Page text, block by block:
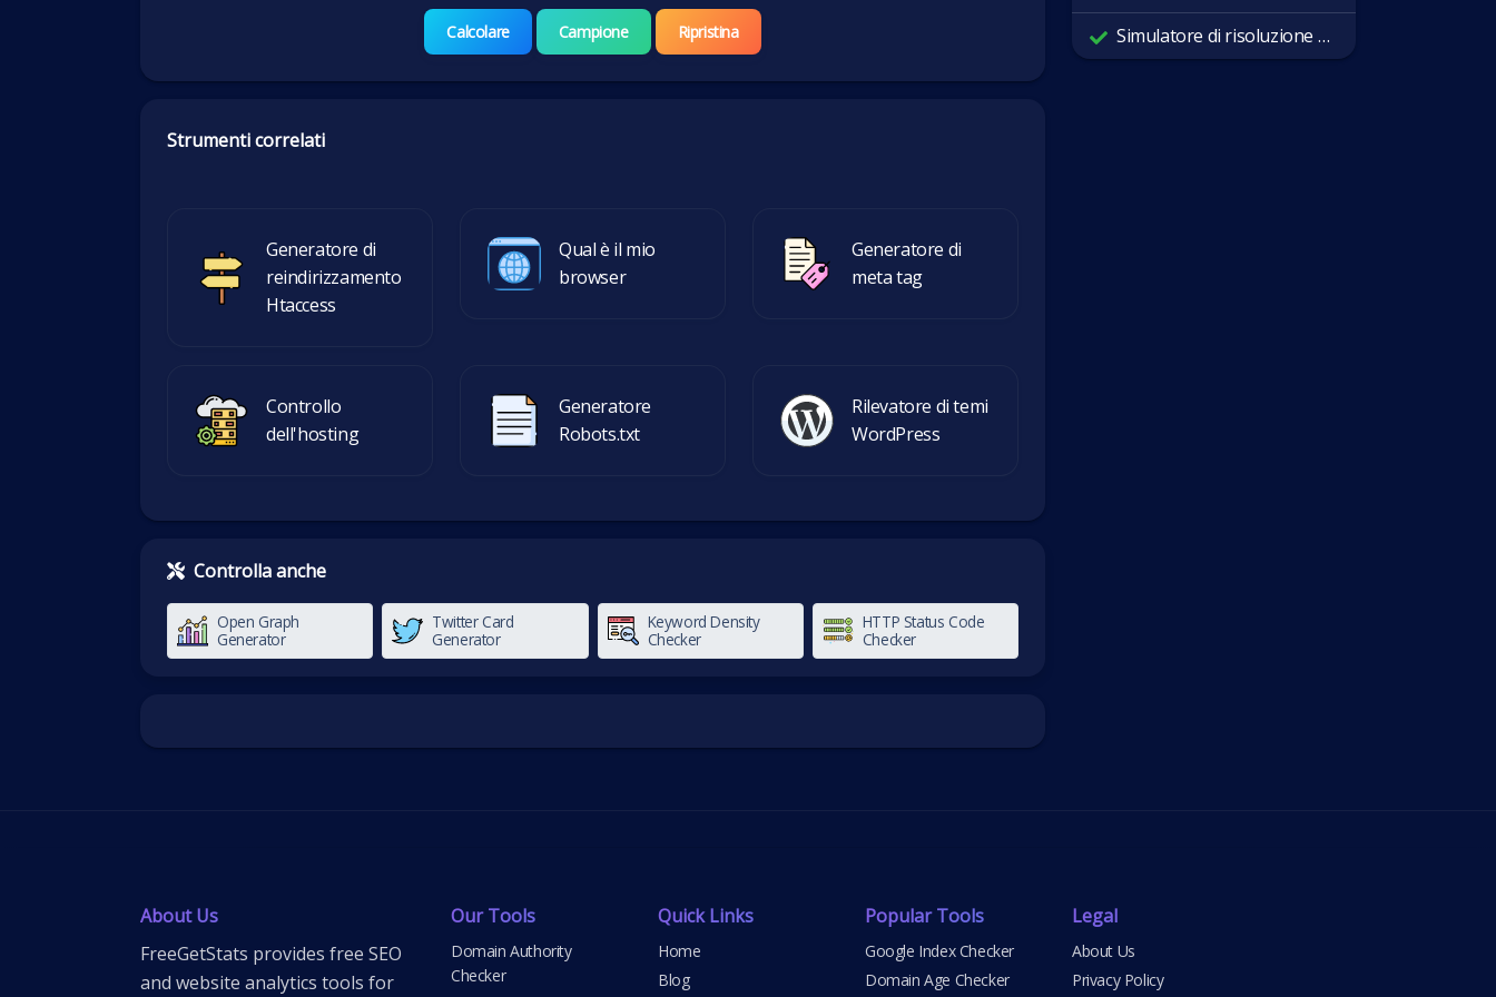
Calcolare Campione Ripristina
Strumenti correlati
Generatore di
reindirizzamento
Htaccess
Qual è il mio
browser
Generatore di
meta tag
Controllo
dell'hosting
Generatore
Robots.txt
Rilevatore di temi
WordPress
Controlla anche
Open Graph
Generator
Twitter Card
Generator
Keyword Density
Checker
HTTP Status Code
Checker
Simulatore di risoluzione dello schermo
About Us
FreeGetStats provides free SEO
and website analytics tools for
Our Tools
Domain Authority
Checker
Quick Links
Home
Blog
Popular Tools
Google Index Checker
Domain Age Checker
Legal
About Us
Privacy Policy